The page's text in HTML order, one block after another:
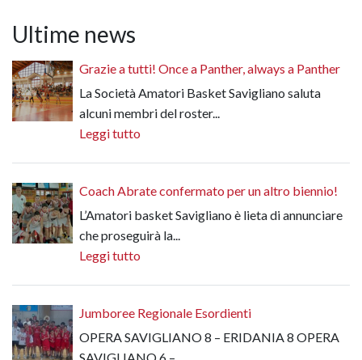
Ultime news
Grazie a tutti! Once a Panther, always a Panther
La Società Amatori Basket Savigliano saluta
alcuni membri del roster...
Leggi tutto
Coach Abrate confermato per un altro biennio!
L’Amatori basket Savigliano è lieta di annunciare
che proseguirà la...
Leggi tutto
Jumboree Regionale Esordienti
OPERA SAVIGLIANO 8 – ERIDANIA 8 OPERA
SAVIGLIANO 6 –...